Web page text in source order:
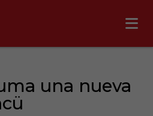
una nueva